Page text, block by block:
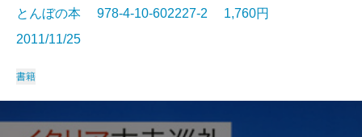
とんぼの本 978-4-10-602227-2 1,760円
2011/11/25
書籍